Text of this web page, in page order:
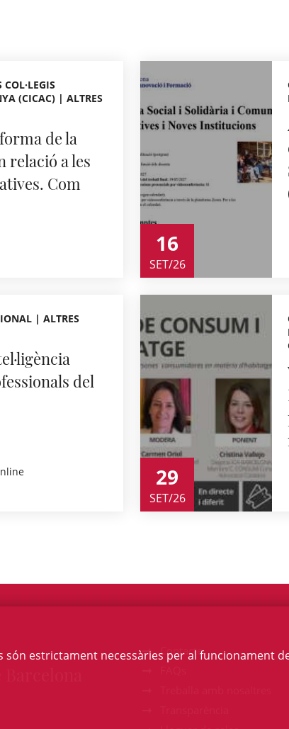
COL·LEGIS
(CICAC) | ALTRES
de la
relació a les
Com
16
SET/26
| ALTRES
del
29
SET/26
Contacte
són estrictament necessàries per al funcionament